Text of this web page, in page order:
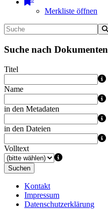
Merkliste öffnen
Suche nach Dokumenten
Titel
Name
in den Metadaten
in den Dateien
Volltext
Suchen
Kontakt
Impressum
Datenschutzerklärung